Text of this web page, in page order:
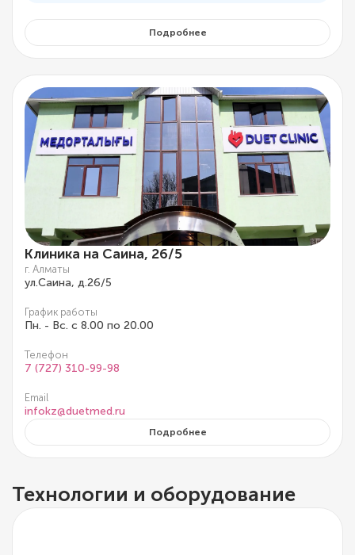
Подробнее
Клиника на Саина, 26/5
г. Алматы
ул.Саина, д.26/5
График работы
Пн. - Вс. с 8.00 по 20.00
Телефон
7 (727) 310-99-98
Email
infokz@duetmed.ru
Подробнее
Технологии и оборудование